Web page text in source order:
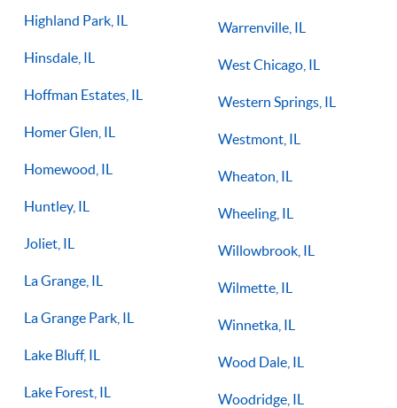
Highland Park, IL
Hinsdale, IL
Hoffman Estates, IL
Homer Glen, IL
Homewood, IL
Huntley, IL
Joliet, IL
La Grange, IL
La Grange Park, IL
Lake Bluff, IL
Lake Forest, IL
Warrenville, IL
West Chicago, IL
Western Springs, IL
Westmont, IL
Wheaton, IL
Wheeling, IL
Willowbrook, IL
Wilmette, IL
Winnetka, IL
Wood Dale, IL
Woodridge, IL